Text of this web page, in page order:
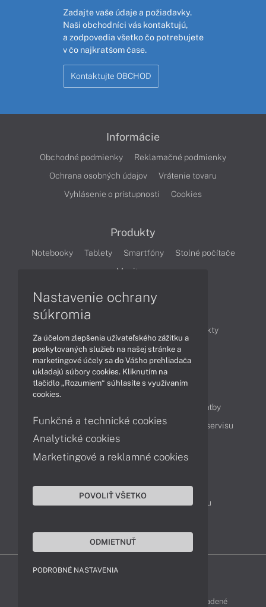
Zadajte vaše údaje a požiadavky.
Naši obchodníci vás kontaktujú,
a zodpovedia všetko čo potrebujete
v čo najkratšom čase.
Kontaktujte OBCHOD
Informácie
Obchodné podmienky
Reklamačné podmienky
Ochrana osobných údajov
Vrátenie tovaru
Vyhlásenie o prístupnosti
Cookies
Produkty
Notebooky Tablety Smartfóny
Stolné počítače
Monitory
Produkty
Technológie
Videá
Obsah
Možnosti doručenia a platby
Podpora a servis
Servisné služby Cenník servisu
Kontakty
043 4224 771
Obchodné oddelenie
Reklamácia tovaru
LENOVO-SHOP © 2013 - 2026 Všetky práva vyhradené
Nastavenie ochrany
súkromia
Za účelom zlepšenia užívateľského zážitku a
poskytovaných služieb na našej stránke a
marketingové účely sa do Vášho prehliadača
ukladajú súbory cookies. Kliknutím na
tlačidlo „Rozumiem“ súhlasíte s využívaním
cookies.
Funkčné a technické cookies
Analytické cookies
Marketingové a reklamné cookies
POVOLIŤ VŠETKO
ODMIETNUŤ
PODROBNÉ NASTAVENIA